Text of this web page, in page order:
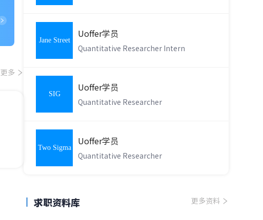
更多
Learning
Jane Street
Uoffer学员
Quantitative Researcher Intern
SIG
Uoffer学员
Quantitative Researcher
Two Sigma
Uoffer学员
Quantitative Researcher
求职资料库 更多资料